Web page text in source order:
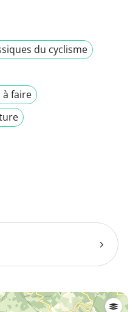
du cyclisme
à faire